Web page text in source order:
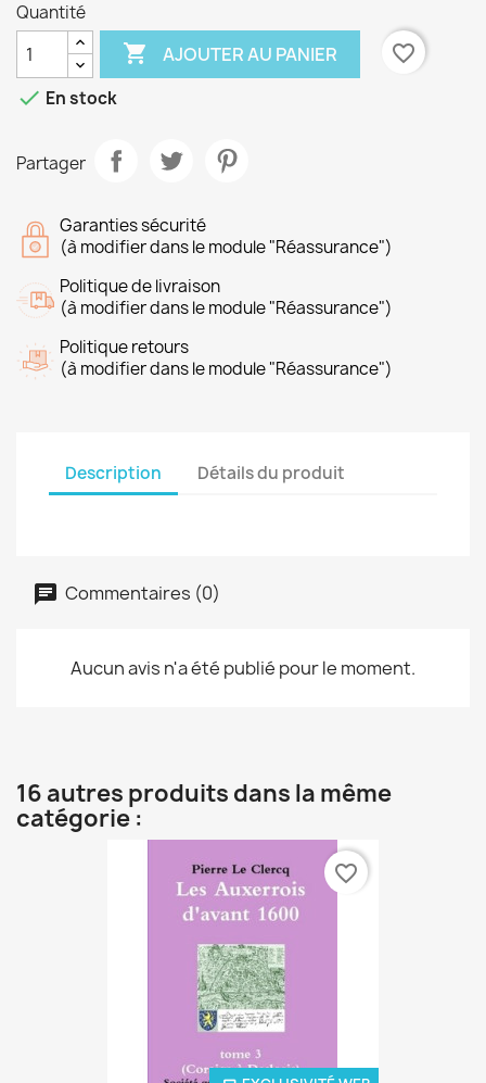
Quantité
 AJOUTER AU PANIER
favorite_border
 En stock
Partager
Garanties sécurité
(à modifier dans le module "Réassurance")
Politique de livraison
(à modifier dans le module "Réassurance")
Politique retours
(à modifier dans le module "Réassurance")
Description Détails du produit
Commentaires (0)
Aucun avis n'a été publié pour le moment.
16 autres produits dans la même
catégorie :
favorite_border